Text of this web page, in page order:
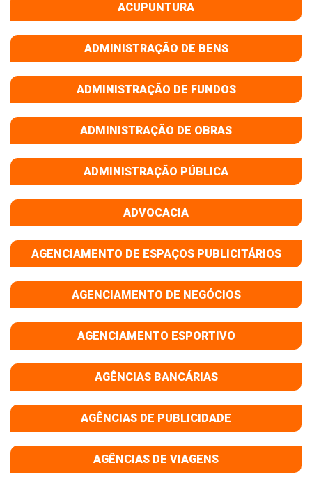
ACUPUNTURA
ADMINISTRAÇÃO DE BENS
ADMINISTRAÇÃO DE FUNDOS
ADMINISTRAÇÃO DE OBRAS
ADMINISTRAÇÃO PÚBLICA
ADVOCACIA
AGENCIAMENTO DE ESPAÇOS PUBLICITÁRIOS
AGENCIAMENTO DE NEGÓCIOS
AGENCIAMENTO ESPORTIVO
AGÊNCIAS BANCÁRIAS
AGÊNCIAS DE PUBLICIDADE
AGÊNCIAS DE VIAGENS